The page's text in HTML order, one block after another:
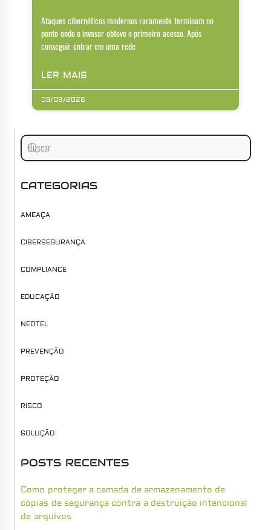
Ataques cibernéticos modernos raramente terminam no
ponto onde o invasor obteve o primeiro acesso. Após
conseguir entrar em uma rede
LER MAIS
03/08/2026
CATEGORIAS
AMEAÇA
CIBERSEGURANÇA
COMPLIANCE
EDUCAÇÃO
NEOTEL
PREVENÇÃO
PROTEÇÃO
RISCO
SOLUÇÃO
POSTS RECENTES
Como proteger a camada de armazenamento de
cópias de segurança contra a destruição intencional
de arquivos